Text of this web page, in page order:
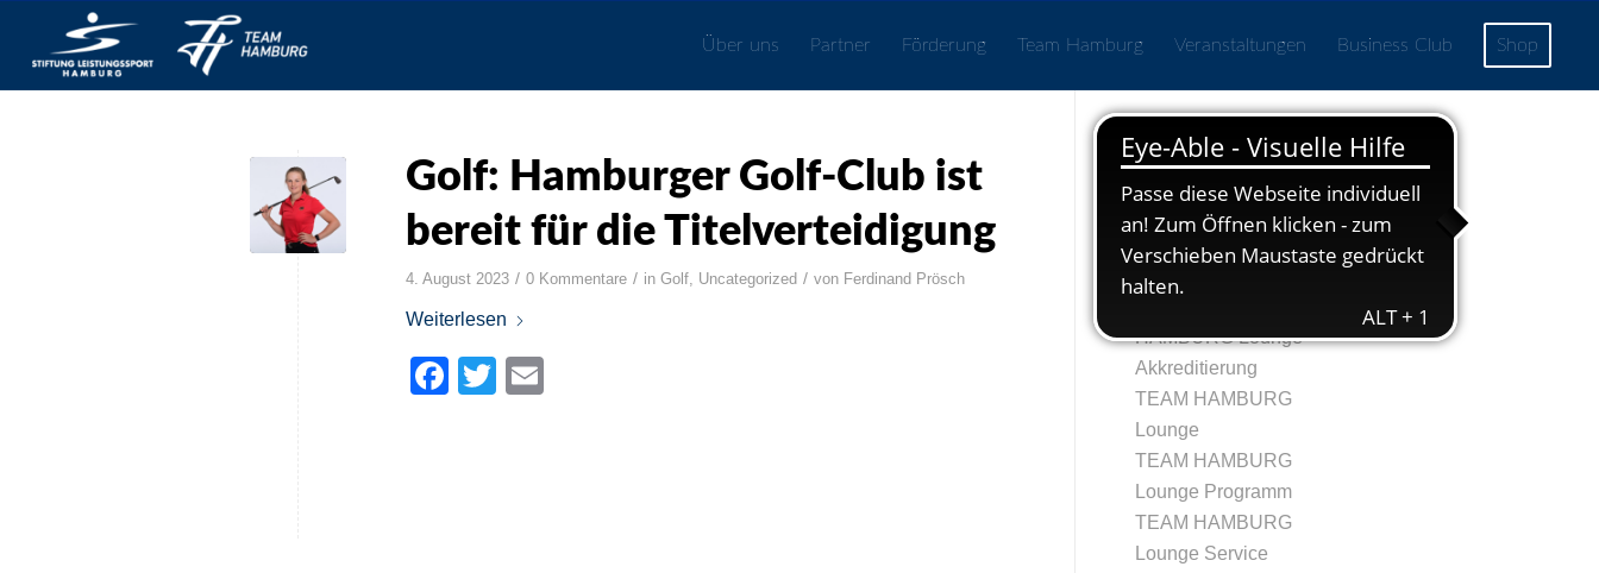
Über uns Partner Förderung Team Hamburg Veranstaltungen Business Club Shop
Golf: Hamburger Golf-Club ist
bereit für die Titelverteidigung
4. August 2023 / 0 Kommentare / in Golf, Uncategorized / von Ferdinand Prösch
Weiterlesen
Facebook
Twitter
Seiten
Echtheit von
Bewertungen
TRegistrierung
HAMBURG Lounge
Akkreditierung
TEAM HAMBURG
Lounge
TEAM HAMBURG
Lounge Programm
TEAM HAMBURG
Lounge Service